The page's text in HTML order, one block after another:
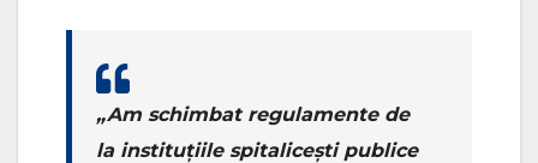
„Am schimbat regulamente de
la instituțiile spitalicești publice